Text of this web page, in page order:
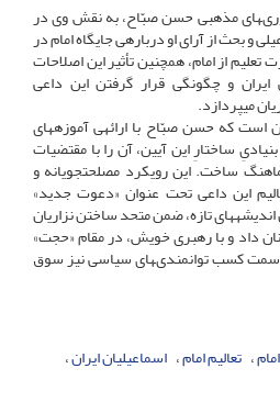
مذهبى حسن صبّاح، به نقش وى در
و بحث از آراى او درباره‏ى جایگاه امام در
از امام، هم‏چنین تأثیر این اصلاحات
و چگونگى قرار گرفتن این داعى
مى‏پردازد.
است که حسن صبّاح با ارائه‏ى آموزه‏هاى
ساختارِ این آیین، آن را با مقتضیات
ساخت. این رویکرد مصلحت‏جویانه و
این داعى تحت عنوان «دعوت جدید»
تازه، ضمن متحد ساختن نزاریان
داد و با رهبرى خویش، در مقام «حجت»
سمت کسب توانمندى‏هاى سیاسى نیز سوق
تعالیم امام اسماعیلیان ایران